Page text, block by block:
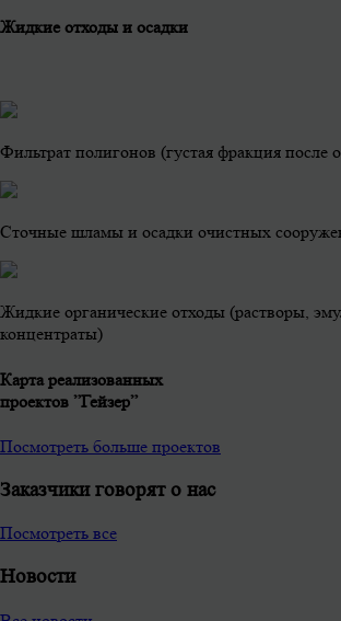
Жидкие отходы и осадки
Фильтрат полигонов (густая фракция после
Сточные шламы и осадки очистных
Жидкие органические отходы (растворы,
концентраты)
Карта реализованных
проектов ”Гейзер”
Посмотреть больше проектов
Заказчики говорят о нас
Посмотреть все
Новости